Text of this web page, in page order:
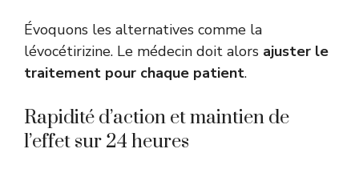
Évoquons les alternatives comme la
lévocétirizine. Le médecin doit alors ajuster le
traitement pour chaque patient.
Rapidité d’action et maintien de
l’effet sur 24 heures